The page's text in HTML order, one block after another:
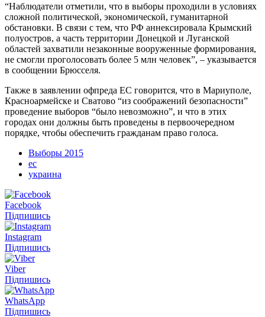
“Наблюдатели отметили, что в выборы проходили в условиях
сложной политической, экономической, гуманитарной
обстановки. В связи с тем, что РФ аннексировала Крымский
полуостров, а часть территории Донецкой и Луганской
областей захватили незаконные вооруженные формирования,
не смогли проголосовать более 5 млн человек”, – указывается
в сообщении Брюсселя.
Также в заявлении офпреда ЕС говорится, что в Мариуполе,
Красноармейске и Сватово “из соображений безопасности”
проведение выборов “было невозможно”, и что в этих
городах они должны быть проведены в первоочередном
порядке, чтобы обеспечить гражданам право голоса.
Выборы 2015
ес
украина
Facebook
Підпишись
Instagram
Підпишись
Viber
Підпишись
WhatsApp
Підпишись